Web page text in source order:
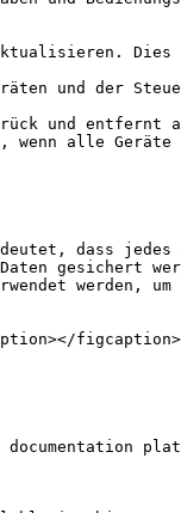
dass
gesichert
werden,